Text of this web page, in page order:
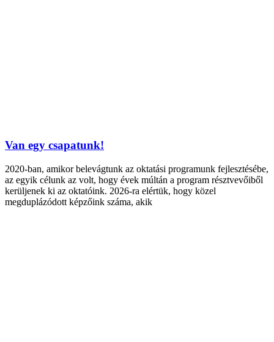
Van egy csapatunk!
2020-ban, amikor belevágtunk az oktatási programunk fejlesztésébe,
az egyik célunk az volt, hogy évek múltán a program résztvevőiből
kerüljenek ki az oktatóink. 2026-ra elértük, hogy közel
megduplázódott képzőink száma, akik